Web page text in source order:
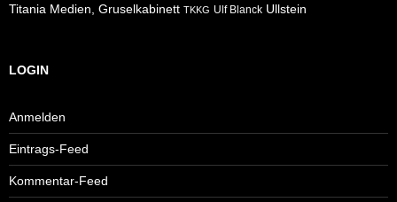
Titania Medien, Gruselkabinett TKKG Ulf Blanck Ullstein
LOGIN
Anmelden
Eintrags-Feed
Kommentar-Feed